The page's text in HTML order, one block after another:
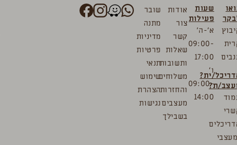
ית?
ת?
שעות
פעילות
א’-ה’
09:00-
17:00
ו’
09:00-
14:00
אודות
צור
קשר
שאלות
ותשובות
משלוחים
והחזרות
מעצבים
בשבילך
שובר
מתנה
מדיניות
פרטיות
תנאי
שימוש
הצהרת
נגישות